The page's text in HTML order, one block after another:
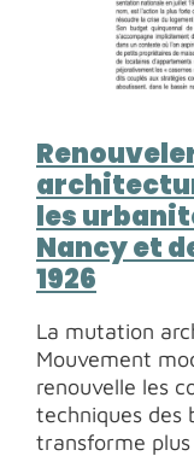
les
Nancy et
1926
La mutation
Mouvement
renouvelle les
techniques des
transforme